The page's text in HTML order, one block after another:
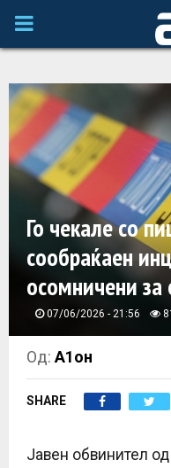
P
M
A
R
M
E
N
Го чекале со
сообраќаен
осомничени за
07/06/2026 - 21:56
Од:А1он
SHARE
Јавен обвинител